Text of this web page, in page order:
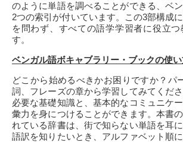
のように単語を調べることができる、ベ
2つの索引が付いています。この3部構成
を問わず、すべての語学学習者に役立つ
す。
ベンガル語ボキャブラリー・ブックの使
どこから始めるべきかお困りですか？パ
詞、フレーズの章から学習してみてくだ
必要な基礎知識と、基本的なコミュニケ
彙力を身につけることができます。本書
れている辞書は、街で知らない単語を耳
語訳を知りたいとき、アルファベット順